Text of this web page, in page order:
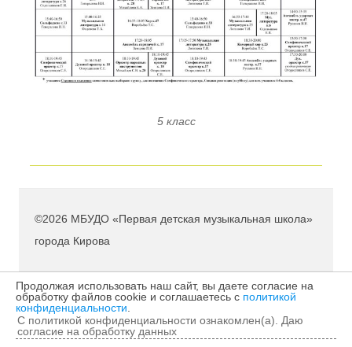
5 класс
©2026 МБУДО «Первая детская музыкальная школа»
города Кирова
Продолжая использовать наш сайт, вы даете согласие на
обработку файлов cookie и соглашаетесь с политикой
конфиденциальности
С политикой конфиденциальности ознакомлен(а). Даю
согласие на обработку данных